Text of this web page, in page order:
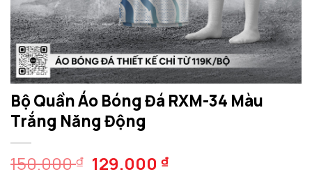
Bộ Quần Áo Bóng Đá RXM-34 Màu
Trắng Năng Động
150.000₫ Giá
129.000₫Giá